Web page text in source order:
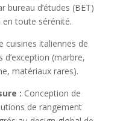
d’études (BET)
toute sérénité.
cuisines italiennes de
(marbre,
matériaux rares).
: Conception de
de rangement